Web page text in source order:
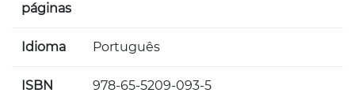
páginas
Idioma Português
ISBN 978-65-5209-093-5